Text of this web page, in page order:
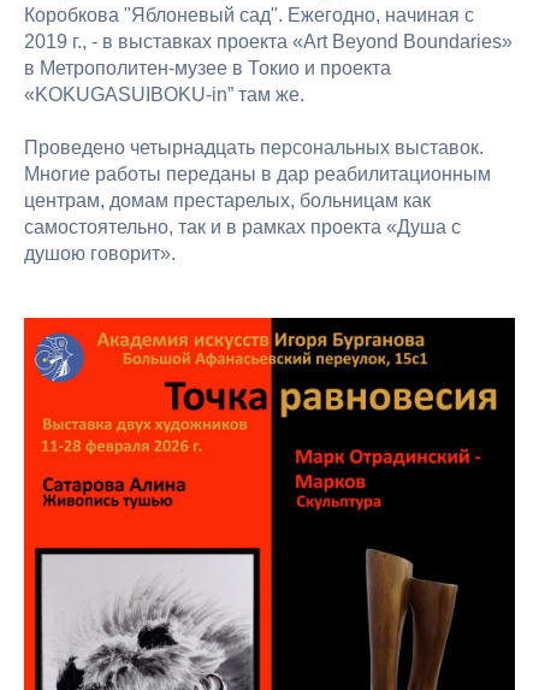
Коробкова "Яблоневый сад". Ежегодно, начиная с
2019 г., - в выставках проекта «Art Beyond Boundaries»
в Метрополитен-музее в Токио и проекта
«KOKUGASUIBOKU-in” там же.
Проведено четырнадцать персональных выставок.
Многие работы переданы в дар реабилитационным
центрам, домам престарелых, больницам как
самостоятельно, так и в рамках проекта «Душа с
душою говорит».